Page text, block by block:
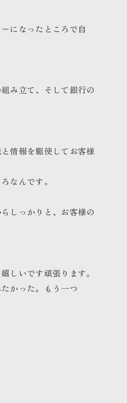
になったところで自
み立て、そして銀行の
情報を駆使してお客様
なんです。
しっかりと、お客様の
しいです頑張ります。
かった。もう一つ